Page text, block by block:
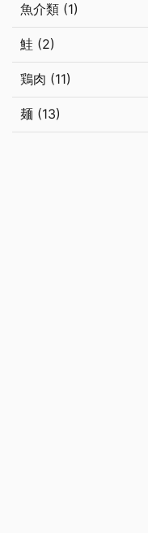
魚介類 (1)
鮭 (2)
鶏肉 (11)
麺 (13)